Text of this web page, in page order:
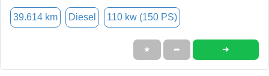
39.614 km Diesel 110 kw (150 PS)
★ ➦ ➜